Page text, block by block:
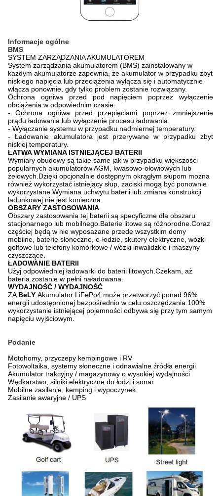
Informacje ogólne
BMS
SYSTEM ZARZĄDZANIA AKUMULATOREM
System zarządzania akumulatorem (BMS) zainstalowany w
każdym akumulatorze zapewnia, że ​​akumulator w przypadku zbyt
niskiego napięcia lub przeciążenia wyłącza się i automatycznie
włącza ponownie, gdy tylko problem zostanie rozwiązany.
Ochrona ogniwa przed pod napięciem poprzez wyłączenie
obciążenia w odpowiednim czasie.
- Ochrona ogniwa przed przepięciami poprzez zmniejszenie
prądu ładowania lub wyłączenie procesu ładowania.
- Wyłączanie systemu w przypadku nadmiernej temperatury.
- Ładowanie akumulatora jest przerywane w przypadku zbyt
niskiej temperatury.
ŁATWA WYMIANA ISTNIEJĄCEJ BATERII
Wymiary obudowy są takie same jak w przypadku większości
popularnych akumulatorów AGM, kwasowo-ołowiowych lub
żelowych.Dzięki opcjonalnie dostępnym okrągłym słupom można
również wykorzystać istniejący słup, zaciski mogą być ponownie
wykorzystane.Wymiana uchwytu baterii lub zmiana konstrukcji
ładunkowej nie jest konieczna.
OBSZARY ZASTOSOWANIA
Obszary zastosowania tej baterii są specyficzne dla obszaru
stacjonarnego lub mobilnego.Baterie litowe są różnorodne.Coraz
częściej będą w nie wyposażane przede wszystkim domy
mobilne, baterie słoneczne, e-łodzie, skutery elektryczne, wózki
golfowe lub telefony komórkowe / wózki inwalidzkie i maszyny
czyszczące.
ŁADOWANIE BATERII
Użyj odpowiedniej ładowarki do baterii litowych.Czekam, aż
bateria zostanie w pełni naładowana.
WYDAJNOŚĆ / WYDAJNOŚĆ
ZA BeLY Akumulator LiFePo4 może przetworzyć ponad 96%
energii udostępnionej bezpośrednio w celu oszczędzania.100%
wykorzystanie istniejącej pojemności odbywa się przy tym samym
napięciu wyjściowym.
Podanie
Motohomy, przyczepy kempingowe i RV
Fotowoltaika, systemy słoneczne i odnawialne źródła energii
Akumulator trakcyjny / magazynowy o wysokiej wydajności
Wędkarstwo, silniki elektryczne do łodzi i sonar
Mobilne zasilanie, kemping i wypoczynek
Zasilanie awaryjne / UPS